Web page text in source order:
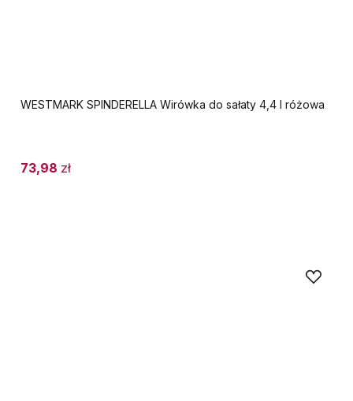
WESTMARK SPINDERELLA Wirówka do sałaty 4,4 l różowa
73,98 zł